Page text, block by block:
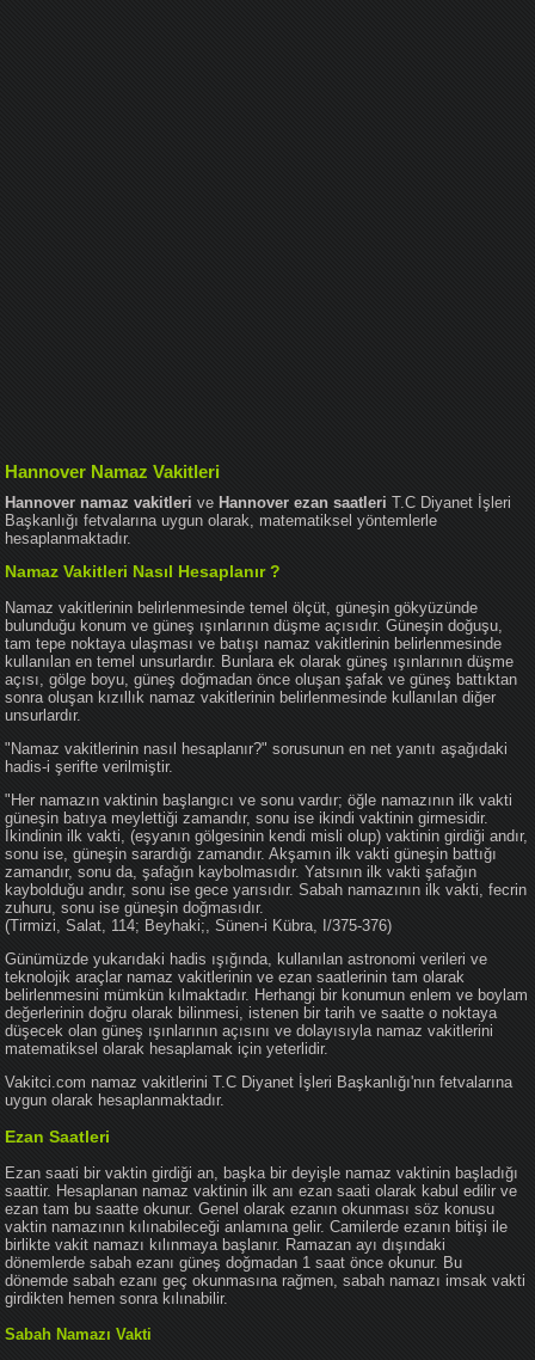
Hannover Namaz Vakitleri
Hannover namaz vakitleri ve Hannover ezan saatleri T.C Diyanet İşleri
Başkanlığı fetvalarına uygun olarak, matematiksel yöntemlerle
hesaplanmaktadır.
Namaz Vakitleri Nasıl Hesaplanır ?
Namaz vakitlerinin belirlenmesinde temel ölçüt, güneşin gökyüzünde
bulunduğu konum ve güneş ışınlarının düşme açısıdır. Güneşin doğuşu,
tam tepe noktaya ulaşması ve batışı namaz vakitlerinin belirlenmesinde
kullanılan en temel unsurlardır. Bunlara ek olarak güneş ışınlarının düşme
açısı, gölge boyu, güneş doğmadan önce oluşan şafak ve güneş battıktan
sonra oluşan kızıllık namaz vakitlerinin belirlenmesinde kullanılan diğer
unsurlardır.
"Namaz vakitlerinin nasıl hesaplanır?" sorusunun en net yanıtı aşağıdaki
hadis-i şerifte verilmiştir.
"Her namazın vaktinin başlangıcı ve sonu vardır; öğle namazının ilk vakti
güneşin batıya meylettiği zamandır, sonu ise ikindi vaktinin girmesidir.
İkindinin ilk vakti, (eşyanın gölgesinin kendi misli olup) vaktinin girdiği andır,
sonu ise, güneşin sarardığı zamandır. Akşamın ilk vakti güneşin battığı
zamandır, sonu da, şafağın kaybolmasıdır. Yatsının ilk vakti şafağın
kaybolduğu andır, sonu ise gece yarısıdır. Sabah namazının ilk vakti, fecrin
zuhuru, sonu ise güneşin doğmasıdır.
(Tirmizi, Salat, 114; Beyhaki;, Sünen-i Kübra, I/375-376)
Günümüzde yukarıdaki hadis ışığında, kullanılan astronomi verileri ve
teknolojik araçlar namaz vakitlerinin ve ezan saatlerinin tam olarak
belirlenmesini mümkün kılmaktadır. Herhangi bir konumun enlem ve boylam
değerlerinin doğru olarak bilinmesi, istenen bir tarih ve saatte o noktaya
düşecek olan güneş ışınlarının açısını ve dolayısıyla namaz vakitlerini
matematiksel olarak hesaplamak için yeterlidir.
Vakitci.com namaz vakitlerini T.C Diyanet İşleri Başkanlığı'nın fetvalarına
uygun olarak hesaplanmaktadır.
Ezan Saatleri
Ezan saati bir vaktin girdiği an, başka bir deyişle namaz vaktinin başladığı
saattir. Hesaplanan namaz vaktinin ilk anı ezan saati olarak kabul edilir ve
ezan tam bu saatte okunur. Genel olarak ezanın okunması söz konusu
vaktin namazının kılınabileceği anlamına gelir. Camilerde ezanın bitişi ile
birlikte vakit namazı kılınmaya başlanır. Ramazan ayı dışındaki
dönemlerde sabah ezanı güneş doğmadan 1 saat önce okunur. Bu
dönemde sabah ezanı geç okunmasına rağmen, sabah namazı imsak vakti
girdikten hemen sonra kılınabilir.
Sabah Namazı Vakti